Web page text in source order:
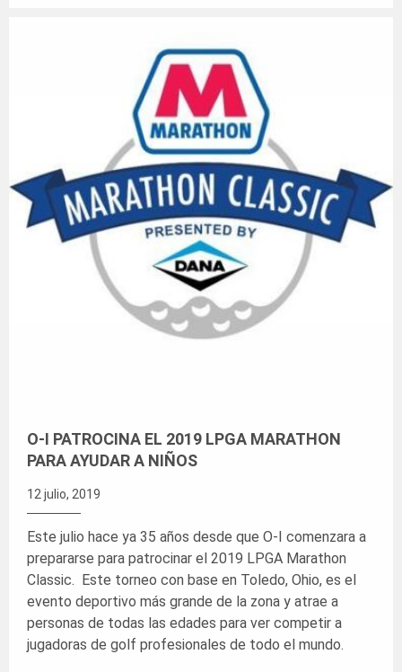
​O-I PATROCINA EL 2019 LPGA MARATHON
PARA AYUDAR A NIÑOS
12 julio, 2019
Este julio hace ya 35 años desde que O-I comenzara a
prepararse para patrocinar el 2019 LPGA Marathon
Classic. Este torneo con base en Toledo, Ohio, es el
evento deportivo más grande de la zona y atrae a
personas de todas las edades para ver competir a
jugadoras de golf profesionales de todo el mundo.